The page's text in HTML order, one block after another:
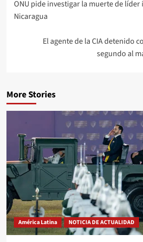
ONU pide investigar la muerte de líder
Nicaragua
El agente de la CIA detenido
segundo al
More Stories
América Latina NOTICIA DE ACTUALIDAD